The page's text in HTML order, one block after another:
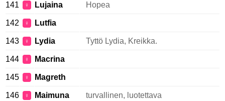
141 ♀ Lujaina Hopea
142 ♀ Lutfia
143 ♀ Lydia Tyttö Lydia, Kreikka.
144 ♀ Macrina
145 ♀ Magreth
146 ♀ Maimuna turvallinen, luotettava